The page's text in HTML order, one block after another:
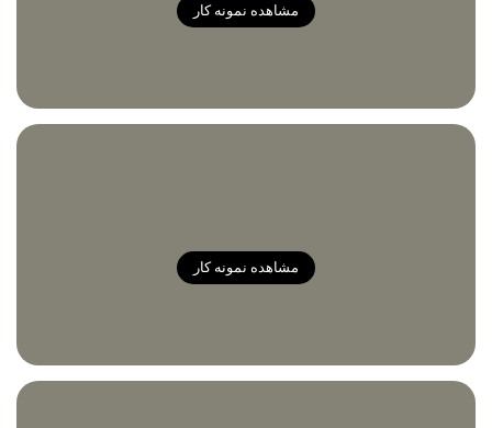
مشاهده نمونه کار
مشاهده نمونه کار